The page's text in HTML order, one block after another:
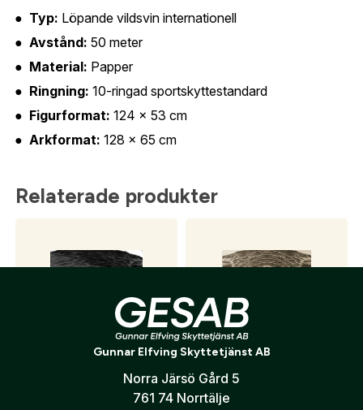
Typ: Löpande vildsvin internationell
Avstånd: 50 meter
Material: Papper
Ringning: 10-ringad sportskyttestandard
Figurformat: 124 × 53 cm
Arkformat: 128 × 65 cm
Relaterade produkter
Träffområde vildsvin jakt
Träffområde Vildsvin 50 m
14kr
Är du en förening eller ett företag? Kontakta
Skapa konto
E-post:* (kommer bli ditt användarnamn)
Jag godkänner att mina personuppgifter behandlas enligt
personuppgiftspolicy
Gunnar Elfving Skyttetjänst AB
Norra Järsö Gård 5
761 74 Norrtälje